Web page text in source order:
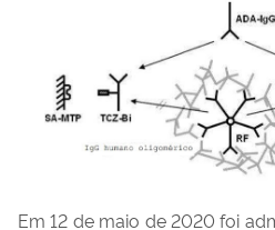
Em 12 de maio de 2020 foi